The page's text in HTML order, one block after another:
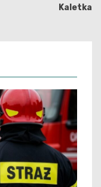
Kaletka